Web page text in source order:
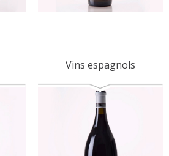
Vins espagnols